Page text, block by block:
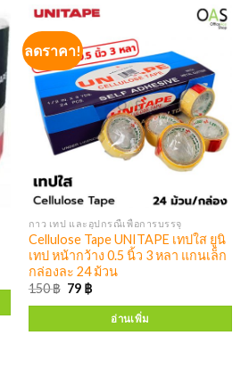
ลดราคา!
กาว เทป และอุปกรณืเพื่อการบรรจุ
Cellulose Tape UNITAPE เทปใส ยูนิ
เทป หน้ากว้าง 0.5 นิ้ว 3 หลา แกนเล็ก
กล่องละ 24 ม้วน
150฿ 79 ฿
อ่านเพิ่ม